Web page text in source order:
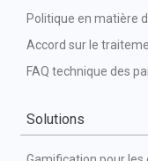
Politique en matière
Accord sur le
FAQ technique des
Solutions